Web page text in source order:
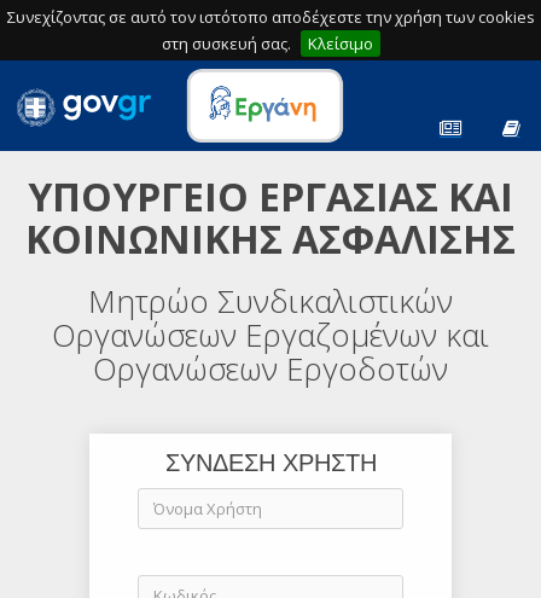
Συνεχίζοντας σε αυτό τον ιστότοπο αποδέχεστε την χρήση των cookies
στη συσκευή σας.
Κλείσιμο
ΥΠΟΥΡΓΕΙΟ ΕΡΓΑΣΙΑΣ ΚΑΙ
ΚΟΙΝΩΝΙΚΗΣ ΑΣΦΑΛΙΣΗΣ
Μητρώο Συνδικαλιστικών
Οργανώσεων Εργαζομένων και
Οργανώσεων Εργοδοτών
ΣΥΝΔΕΣΗ ΧΡΗΣΤΗ